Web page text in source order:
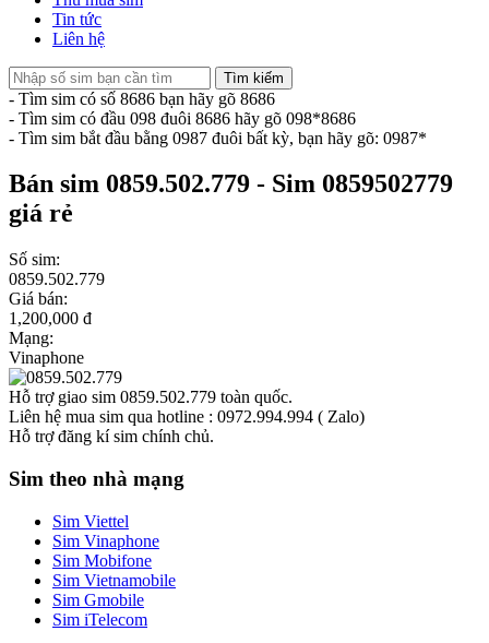
Tin tức
Liên hệ
Tìm kiếm
- Tìm sim có số 8686 bạn hãy gõ 8686
- Tìm sim có đầu 098 đuôi 8686 hãy gõ 098*8686
- Tìm sim bắt đầu bằng 0987 đuôi bất kỳ, bạn hãy gõ: 0987*
Bán sim 0859.502.779 - Sim 0859502779
giá rẻ
Số sim:
0859.502.779
Giá bán:
1,200,000 đ
Mạng:
Vinaphone
Hỗ trợ giao sim 0859.502.779 toàn quốc.
Liên hệ mua sim qua hotline : 0972.994.994 ( Zalo)
Hỗ trợ đăng kí sim chính chủ.
Sim theo nhà mạng
Sim Viettel
Sim Vinaphone
Sim Mobifone
Sim Vietnamobile
Sim Gmobile
Sim iTelecom